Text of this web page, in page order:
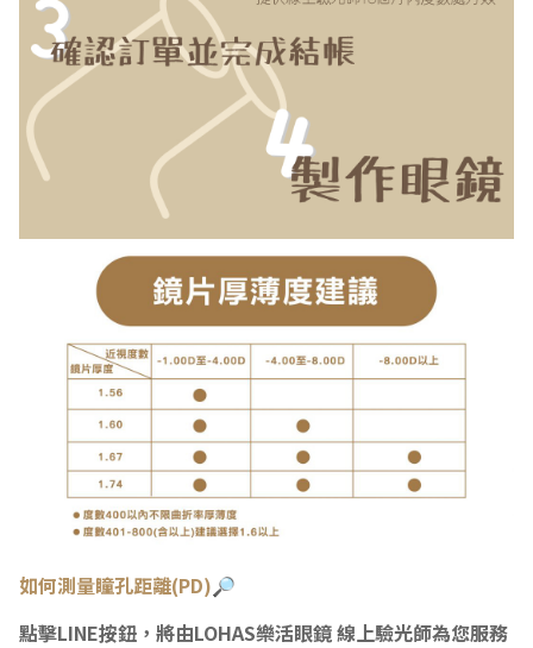
如何測量瞳孔距離(PD)🔎
點擊LINE按鈕，將由LOHAS樂活眼鏡 線上驗光師為您服務